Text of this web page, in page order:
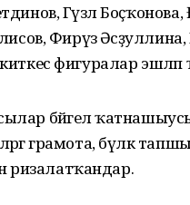
Гүзәл Боҫҡонова,
Фирүзә Әсәҙуллина,
фигуралар эшләп
бәйгелә
грамота, бүләк
ризалатҡандар.